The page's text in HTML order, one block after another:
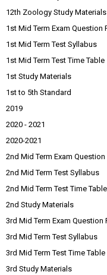
12th Zoology Study Materials
1st Mid Term Exam Question
1st Mid Term Test Syllabus
1st Mid Term Test Time Table
1st Study Materials
1st to 5th Standard
2019
2020 - 2021
2020-2021
2nd Mid Term Exam
2nd Mid Term Test Syllabus
2nd Mid Term Test Time Table
2nd Study Materials
3rd Mid Term Exam
3rd Mid Term Test Syllabus
3rd Mid Term Test Time Table
3rd Study Materials